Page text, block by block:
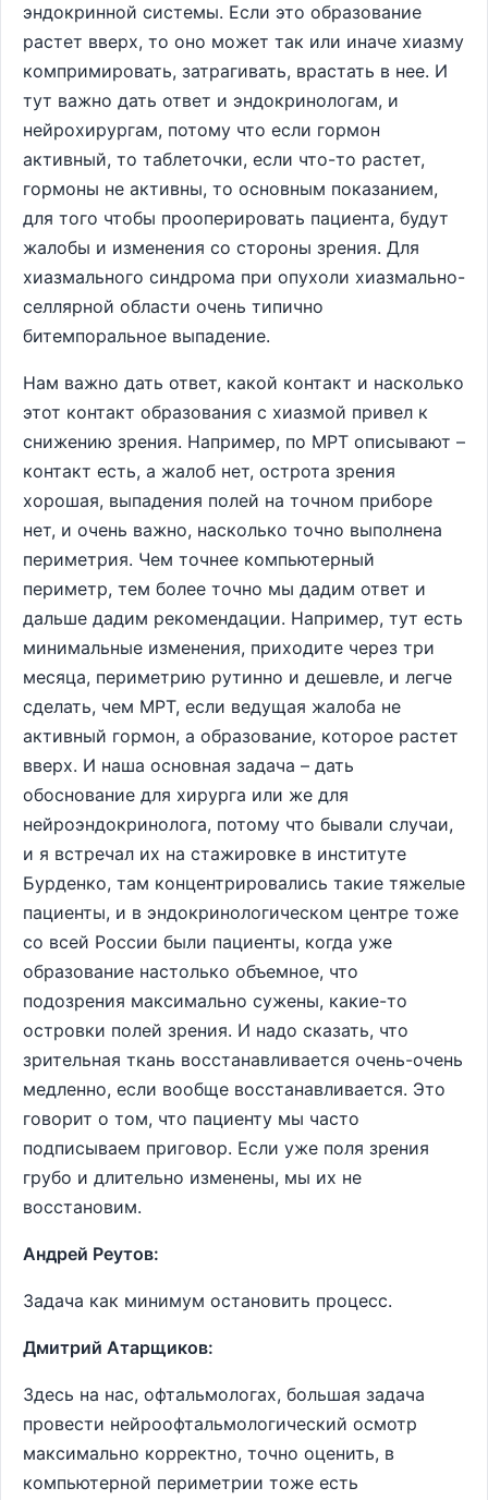
эндокринной системы. Если это образование
растет вверх, то оно может так или иначе хиазму
компримировать, затрагивать, врастать в нее. И
тут важно дать ответ и эндокринологам, и
нейрохирургам, потому что если гормон
активный, то таблеточки, если что-то растет,
гормоны не активны, то основным показанием,
для того чтобы прооперировать пациента, будут
жалобы и изменения со стороны зрения. Для
хиазмального синдрома при опухоли хиазмально-
селлярной области очень типично
битемпоральное выпадение.
Нам важно дать ответ, какой контакт и насколько
этот контакт образования с хиазмой привел к
снижению зрения. Например, по МРТ описывают –
контакт есть, а жалоб нет, острота зрения
хорошая, выпадения полей на точном приборе
нет, и очень важно, насколько точно выполнена
периметрия. Чем точнее компьютерный
периметр, тем более точно мы дадим ответ и
дальше дадим рекомендации. Например, тут есть
минимальные изменения, приходите через три
месяца, периметрию рутинно и дешевле, и легче
сделать, чем МРТ, если ведущая жалоба не
активный гормон, а образование, которое растет
вверх. И наша основная задача – дать
обоснование для хирурга или же для
нейроэндокринолога, потому что бывали случаи,
и я встречал их на стажировке в институте
Бурденко, там концентрировались такие тяжелые
пациенты, и в эндокринологическом центре тоже
со всей России были пациенты, когда уже
образование настолько объемное, что
подозрения максимально сужены, какие-то
островки полей зрения. И надо сказать, что
зрительная ткань восстанавливается очень-очень
медленно, если вообще восстанавливается. Это
говорит о том, что пациенту мы часто
подписываем приговор. Если уже поля зрения
грубо и длительно изменены, мы их не
восстановим.
Андрей Реутов:
Задача как минимум остановить процесс.
Дмитрий Атарщиков:
Здесь на нас, офтальмологах, большая задача
провести нейроофтальмологический осмотр
максимально корректно, точно оценить, в
компьютерной периметрии тоже есть